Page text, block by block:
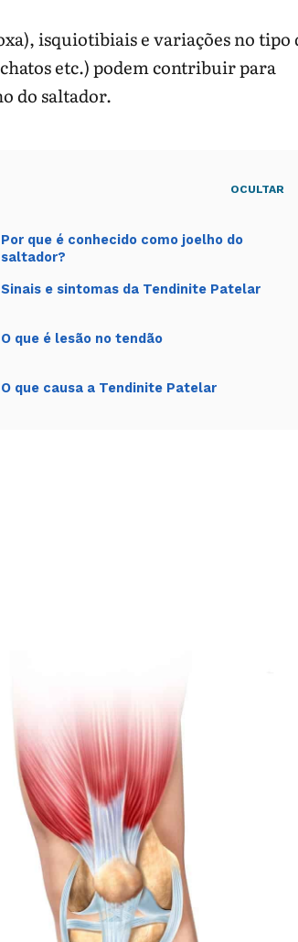
isquiotibiais e variações no tipo
etc.) podem contribuir para
do saltador.
OCULTAR
Por que é conhecido como joelho do
saltador?
Sinais e sintomas da Tendinite Patelar
O que é lesão no tendão
O que causa a Tendinite Patelar